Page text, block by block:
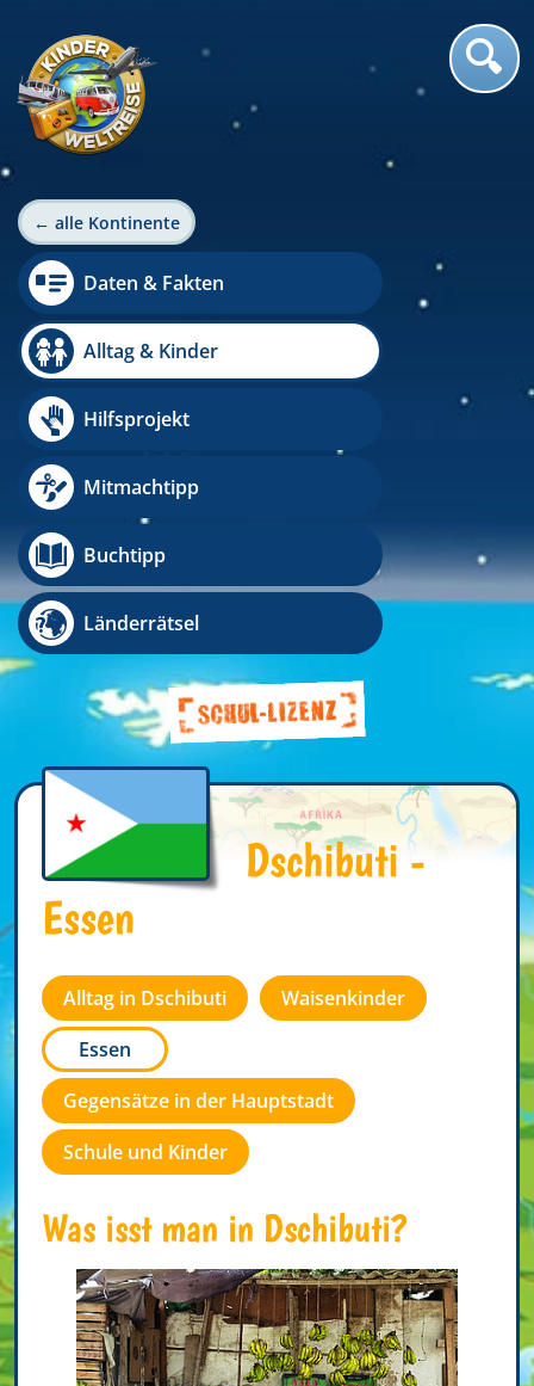
← alle Kontinente
Daten & Fakten
Alltag & Kinder
Hilfsprojekt
Mitmachtipp
Buchtipp
Länderrätsel
Dschibuti -
Essen
Alltag in Dschibuti
Waisenkinder
Essen
Gegensätze in der Hauptstadt
Schule und Kinder
Was isst man in Dschibuti?